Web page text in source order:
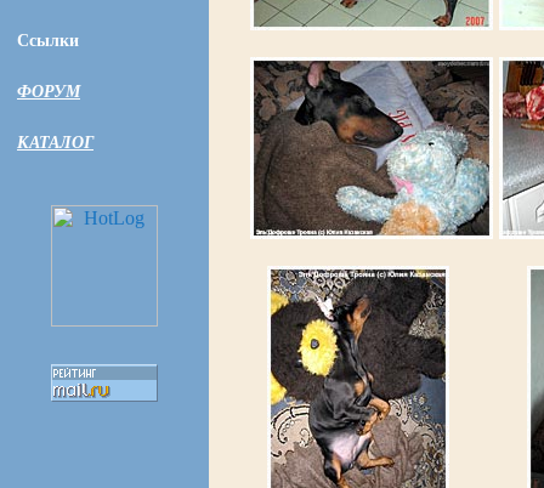
Ссылки
ФОРУМ
КАТАЛОГ